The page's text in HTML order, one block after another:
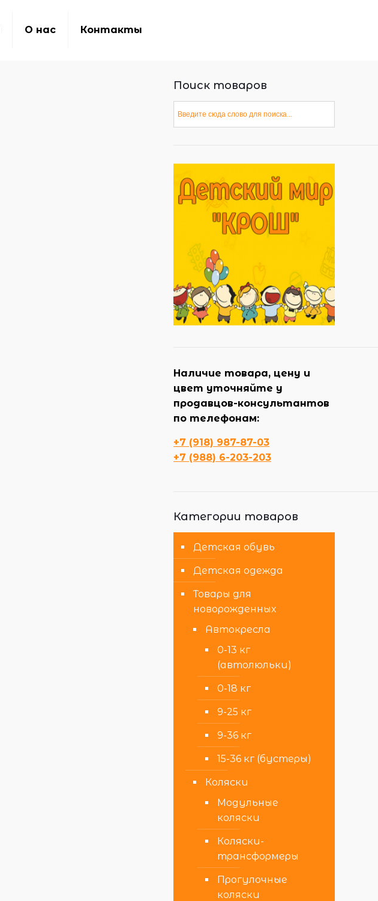
О нас Контакты
Поиск товаров
Наличие товара, цену и
цвет уточняйте у
продавцов-консультантов
по телефонам:
+7 (918) 987-87-03
+7 (988) 6-203-203
Категории товаров
Детская обувь
Детская одежда
Товары для
новорожденных
Автокресла
0-13 кг
(автолюльки)
0-18 кг
9-25 кг
9-36 кг
15-36 кг (бустеры)
Коляски
Модульные
коляски
Коляски-
трансформеры
Прогулочные
коляски